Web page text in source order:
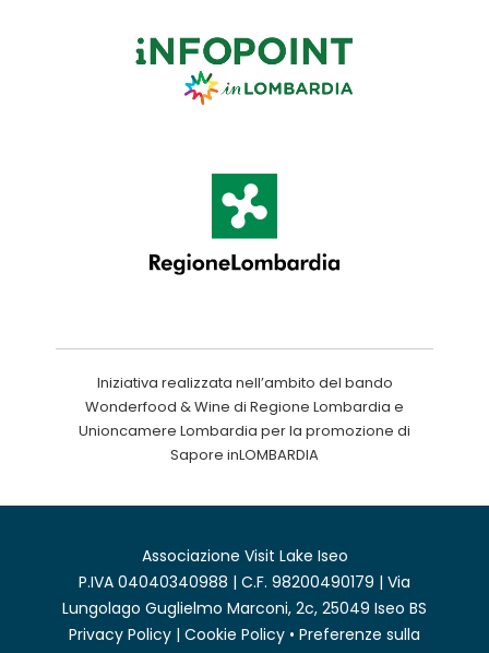
Iniziativa realizzata nell’ambito del bando
Wonderfood & Wine di Regione Lombardia e
Unioncamere Lombardia per la promozione di
Sapore inLOMBARDIA
Associazione Visit Lake Iseo
P.IVA 04040340988 | C.F. 98200490179 | Via
Lungolago Guglielmo Marconi, 2c, 25049 Iseo BS
Privacy Policy | Cookie Policy • Preferenze sulla